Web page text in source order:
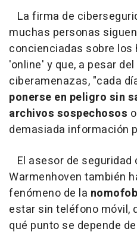
La firma de
muchas personas
concienciadas sobre los
'online' y que, a pesar
ciberamenazas, "cada
ponerse en peligro sin
archivos sospechosos
demasiada información
El asesor de
Warmenhoven también
fenómeno de la
estar sin teléfono móvil,
qué punto se depende